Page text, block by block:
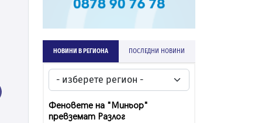
НОВИНИ В РЕГИОНА ПОСЛЕДНИ НОВИНИ
Феновете на "Миньор"
превземат Разлог